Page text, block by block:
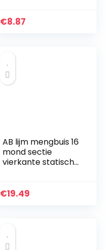
Dirigeerstokje voor
€8.87
AB lijm mengbuis 16
mond sectie
vierkante statische
50pcs
€19.49